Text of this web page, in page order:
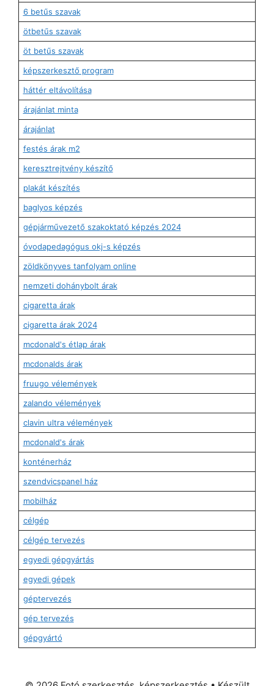
6 betűs szavak
ötbetűs szavak
öt betűs szavak
képszerkesztő program
háttér eltávolítása
árajánlat minta
árajánlat
festés árak m2
keresztrejtvény készítő
plakát készítés
baglyos képzés
gépjárművezető szakoktató képzés 2024
óvodapedagógus okj-s képzés
zöldkönyves tanfolyam online
nemzeti dohánybolt árak
cigaretta árak
cigaretta árak 2024
mcdonald's étlap árak
mcdonalds árak
fruugo vélemények
zalando vélemények
clavin ultra vélemények
mcdonald's árak
konténerház
szendvicspanel ház
mobilház
célgép
célgép tervezés
egyedi gépgyártás
egyedi gépek
géptervezés
gép tervezés
gépgyártó